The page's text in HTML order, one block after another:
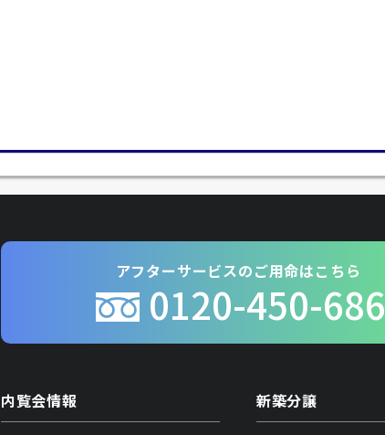
アフターサービスのご用命はこちら
0120-450-686
内覧会情報 新築分譲